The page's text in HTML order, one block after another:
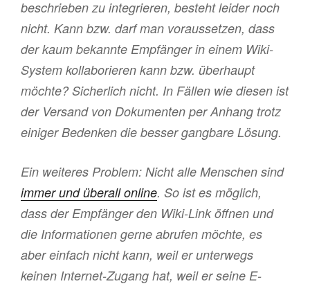
beschrieben zu integrieren, besteht leider noch
nicht. Kann bzw. darf man voraussetzen, dass
der kaum bekannte Empfänger in einem Wiki-
System kollaborieren kann bzw. überhaupt
möchte? Sicherlich nicht. In Fällen wie diesen ist
der Versand von Dokumenten per Anhang trotz
einiger Bedenken die besser gangbare Lösung.
Ein weiteres Problem: Nicht alle Menschen sind
immer und überall online. So ist es möglich,
dass der Empfänger den Wiki-Link öffnen und
die Informationen gerne abrufen möchte, es
aber einfach nicht kann, weil er unterwegs
keinen Internet-Zugang hat, weil er seine E-